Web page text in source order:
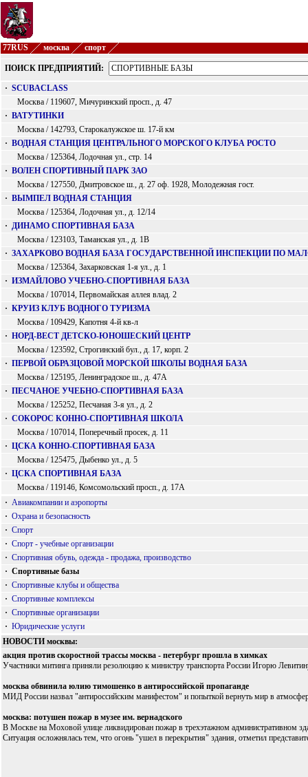
77RUS москва спорт
ПОИСК ПРЕДПРИЯТИЙ:
· SCUBACLASS
Москва / 119607, Мичуринский просп., д. 47
· ВАТУТИНКИ
Москва / 142793, Старокалужское ш. 17-й км
· ВОДНАЯ СТАНЦИЯ ЦЕНТРАЛЬНОГО МОРСКОГО КЛУБА РОСТО
Москва / 125364, Лодочная ул., стр. 14
· ВОЛЕН СПОРТИВНЫЙ ПАРК ЗАО
Москва / 127550, Дмитровское ш., д. 27 оф. 1928, Молодежная гост.
· ВЫМПЕЛ ВОДНАЯ СТАНЦИЯ
Москва / 125364, Лодочная ул., д. 12/14
· ДИНАМО СПОРТИВНАЯ БАЗА
Москва / 123103, Таманская ул., д. 1В
· ЗАХАРКОВО ВОДНАЯ БАЗА ГОСУДАРСТВЕННОЙ ИНСПЕКЦИИ ПО
Москва / 125364, Захарковская 1-я ул., д. 1
· ИЗМАЙЛОВО УЧЕБНО-СПОРТИВНАЯ БАЗА
Москва / 107014, Первомайская аллея влад. 2
· КРУИЗ КЛУБ ВОДНОГО ТУРИЗМА
Москва / 109429, Капотня 4-й кв-л
· НОРД-ВЕСТ ДЕТСКО-ЮНОШЕСКИЙ ЦЕНТР
Москва / 123592, Строгинский бул., д. 17, корп. 2
· ПЕРВОЙ ОБРАЗЦОВОЙ МОРСКОЙ ШКОЛЫ ВОДНАЯ БАЗА
Москва / 125195, Ленинградское ш., д. 47А
· ПЕСЧАНОЕ УЧЕБНО-СПОРТИВНАЯ БАЗА
Москва / 125252, Песчаная 3-я ул., д. 2
· СОКОРОС КОННО-СПОРТИВНАЯ ШКОЛА
Москва / 107014, Поперечный просек, д. 11
· ЦСКА КОННО-СПОРТИВНАЯ БАЗА
Москва / 125475, Дыбенко ул., д. 5
· ЦСКА СПОРТИВНАЯ БАЗА
Москва / 119146, Комсомольский просп., д. 17А
· Авиакомпании и аэропорты
· Охрана и безопасность
· Спорт
· Спорт - учебные организации
· Спортивная обувь, одежда - продажа, производство
· Спортивные базы
· Спортивные клубы и общества
· Спортивные комплексы
· Спортивные организации
· Юридические услуги
НОВОСТИ москвы:
акция против скоростной трассы москва - петербург прошла в химках
Участники митинга приняли резолюцию к министру транспорта России Игорю
москва обвинила юлию тимошенко в антироссийской пропаганде
МИД России назвал "антироссийским манифестом" и попыткой вернуть мир в
москва: потушен пожар в музее им. вернадского
В Москве на Моховой улице ликвидирован пожар в трехэтажном административном
Ситуация осложнялась тем, что огонь "ушел в перекрытия" здания, отметил